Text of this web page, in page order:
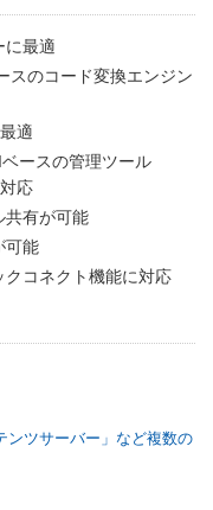
に最適
スのコード変換エンジン
適
ースの管理ツール
応
共有が可能
可能
コネクト機能に対応
ンツサーバー」など複数の